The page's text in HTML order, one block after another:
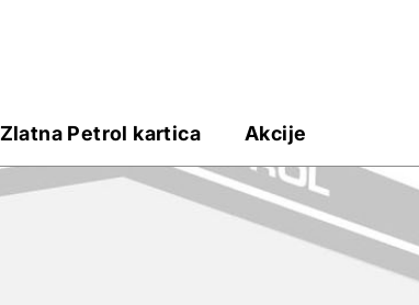
Zlatna Petrol kartica Akcije